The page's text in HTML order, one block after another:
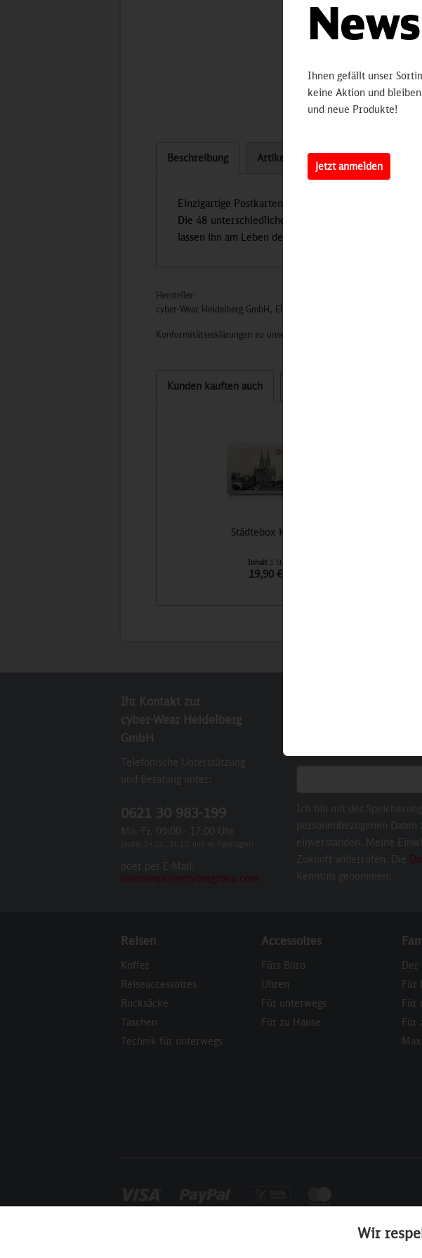
Beschreibung Artikel bewerten
Einzigartige Postkartenboxen zum Sammeln und
Die 48 unterschiedlichen, historischen Motive
lassen ihn am Leben der damaligen Zeit teilhaben.
Hersteller:
cyber-Wear Heidelberg GmbH, Elsa-Brändström-Str. 4, 68229
Konformitätserklärungen zu unseren Produkten finden Sie
Kunden kauften auch
Städtebox Köln
Inhalt 1 St
19,90 €
Ihr Kontakt zur
cyber-Wear Heidelberg
GmbH
Telefonische Unterstützung
und Beratung unter:
0621 30 983-199
Mo.-Fr. 09:00 - 17:00 Uhr
(außer 24.12., 31.12. und an Feiertagen)
oder per E-Mail:
bahnshop@mycybergroup.com
Ich bin mit der
personenbezogenen
einverstanden. Meine
Zukunft widerrufen. Die
Kenntnis genommen.
Reisen
Koffer
Reiseaccessoires
Rucksäcke
Taschen
Technik für unterwegs
Accessoires
Fürs Büro
Uhren
Für unterwegs
Für zu Hause
Der
Für
Für
Für
Wir
Ihnen gefällt unser
keine Aktion und
und neue Produkte!
Jetzt anmelden